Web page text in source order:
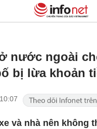
nước ngoài
bị lừa khoản
và nhà nên không